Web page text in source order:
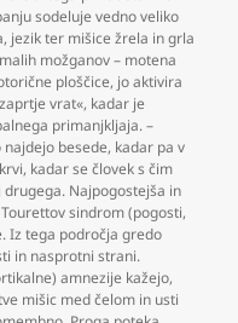
sodeluje vedno veliko
, jezik ter mišice žrela in grla
možganov – motena
ploščice, jo aktivira
vrat«, kadar je
primanjkljaja. –
besede, kadar pa v
, kadar se človek s čim
Najpogostejša in
sindrom (pogosti,
Iz tega področja gredo
in nasprotni strani.
amnezije kažejo,
mišic med čelom in usti